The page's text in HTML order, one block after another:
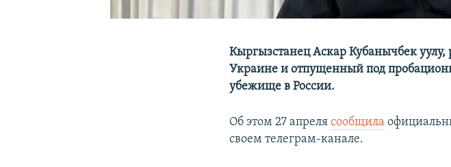
Кыргызстанец Аскар Кубанычбек
Украине и отпущенный под
убежище в России.
Об этом 27 апрелясообщила
своем телеграм-канале.